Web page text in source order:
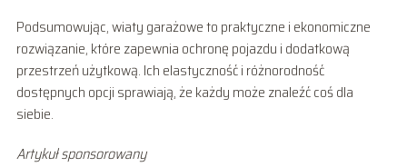
Podsumowując, wiaty garażowe to praktyczne i ekonomiczne
rozwiązanie, które zapewnia ochronę pojazdu i dodatkową
przestrzeń użytkową. Ich elastyczność i różnorodność
dostępnych opcji sprawiają, że każdy może znaleźć coś dla
siebie.
Artykuł sponsorowany